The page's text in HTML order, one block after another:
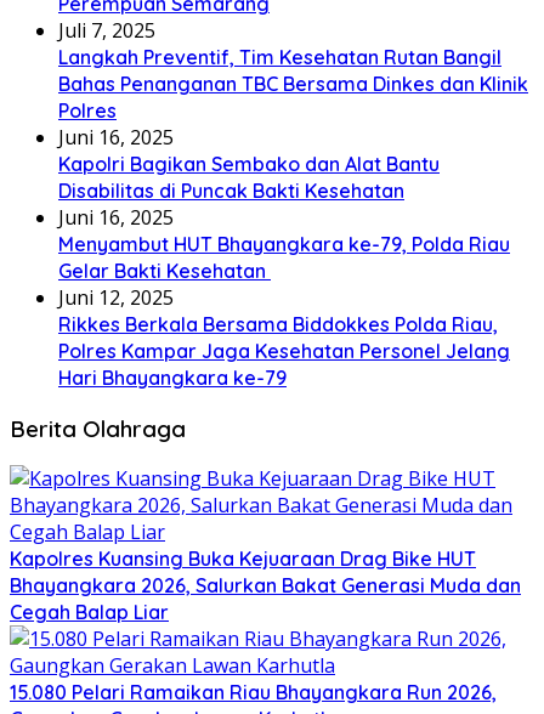
Juli 7, 2025
Langkah Preventif, Tim Kesehatan Rutan Bangil
Bahas Penanganan TBC Bersama Dinkes dan Klinik
Polres
Juni 16, 2025
Kapolri Bagikan Sembako dan Alat Bantu
Disabilitas di Puncak Bakti Kesehatan
Juni 16, 2025
Menyambut HUT Bhayangkara ke-79, Polda Riau
Gelar Bakti Kesehatan
Juni 12, 2025
Rikkes Berkala Bersama Biddokkes Polda Riau,
Polres Kampar Jaga Kesehatan Personel Jelang
Hari Bhayangkara ke-79
Berita Olahraga
Kapolres Kuansing Buka Kejuaraan Drag Bike HUT
Bhayangkara 2026, Salurkan Bakat Generasi Muda dan
Cegah Balap Liar
15.080 Pelari Ramaikan Riau Bhayangkara Run 2026,